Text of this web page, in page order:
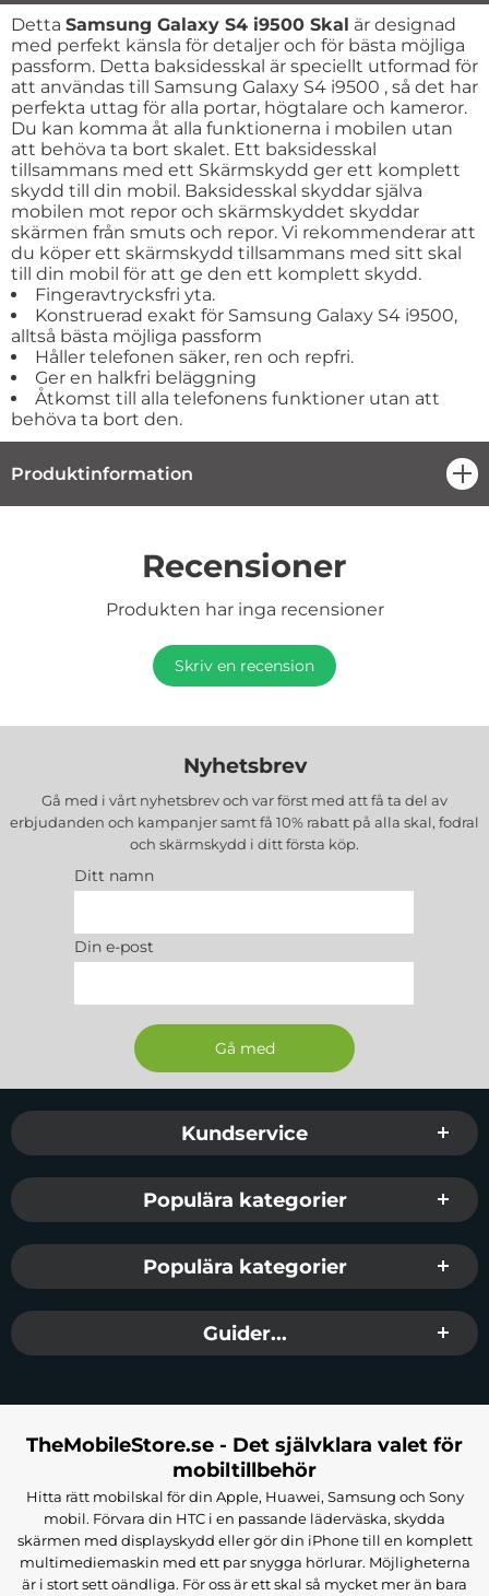
Produktbeskrivning
Detta Samsung Galaxy S4 i9500 Skal är designad
med perfekt känsla för detaljer och för bästa möjliga
passform. Detta baksidesskal är speciellt utformad för
att användas till Samsung Galaxy S4 i9500 , så det har
perfekta uttag för alla portar, högtalare och kameror.
Du kan komma åt alla funktionerna i mobilen utan
att behöva ta bort skalet. Ett baksidesskal
tillsammans med ett Skärmskydd ger ett komplett
skydd till din mobil. Baksidesskal skyddar själva
mobilen mot repor och skärmskyddet skyddar
skärmen från smuts och repor. Vi rekommenderar att
du köper ett skärmskydd tillsammans med sitt skal
till din mobil för att ge den ett komplett skydd.
Fingeravtrycksfri yta.
Konstruerad exakt för Samsung Galaxy S4 i9500,
alltså bästa möjliga passform
Håller telefonen säker, ren och repfri.
Ger en halkfri beläggning
Åtkomst till alla telefonens funktioner utan att
behöva ta bort den.
Produktinformation
Recensioner
Produkten har inga recensioner
Skriv en recension
Nyhetsbrev
Gå med i vårt nyhetsbrev och var först med att få ta del av
erbjudanden och kampanjer samt få 10% rabatt på alla skal, fodral
och skärmskydd i ditt första köp.
Ditt namn
Din e-post
Sidfot Blandad info och länkar
Kundservice
Populära kategorier
Populära kategorier
Guider...
TheMobileStore.se - Det självklara valet för
mobiltillbehör
Hitta rätt mobilskal för din Apple, Huawei, Samsung och Sony
mobil. Förvara din HTC i en passande läderväska, skydda
skärmen med displayskydd eller gör din iPhone till en komplett
multimediemaskin med ett par snygga hörlurar. Möjligheterna
är i stort sett oändliga. För oss är ett skal så mycket mer än bara